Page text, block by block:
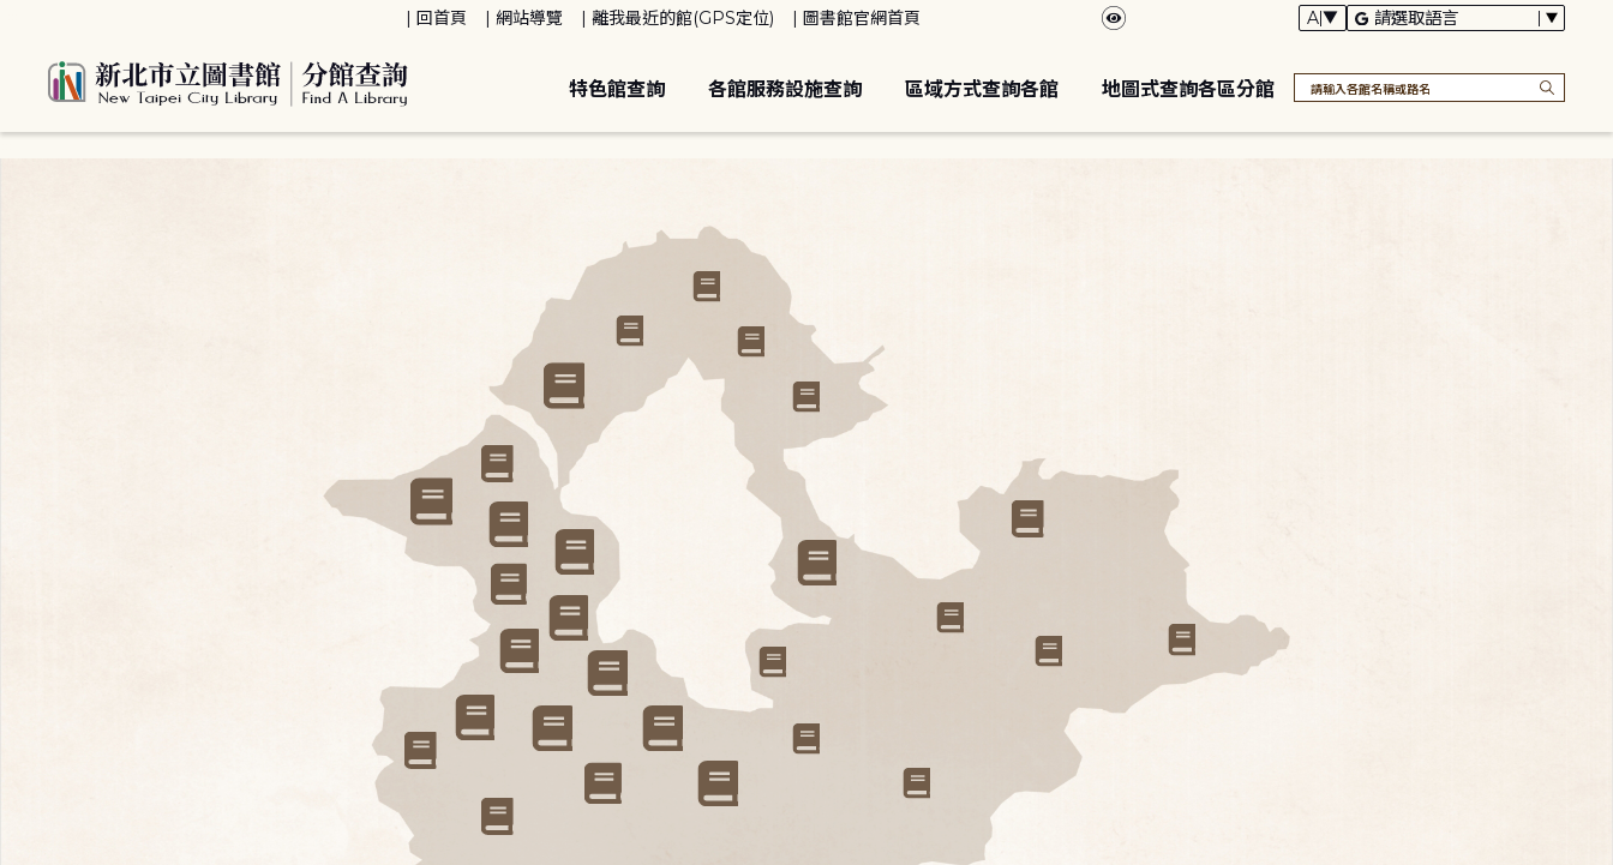
回首頁 網站導覽 離我最近的館(GPS定位) 圖書館官網首頁
特色館查詢 各館服務設施查詢 區域方式查詢各館 地圖式查詢各區分館